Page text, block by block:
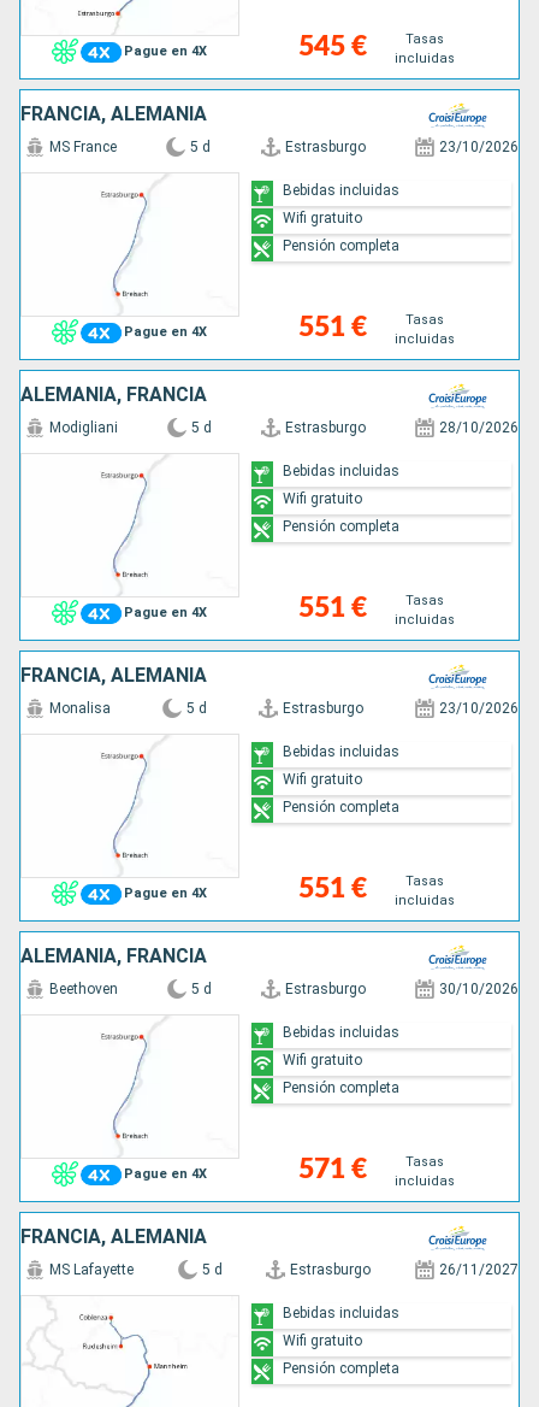
Pague en 4X 545 €
Tasas
incluidas
FRANCIA, ALEMANIA
Pague en 4X
MS France 5 d Estrasburgo 23/10/2026
551 €
Tasas
incluidas
Bebidas incluidas
Wifi gratuito
Pensión completa
ALEMANIA, FRANCIA
Pague en 4X
Modigliani 5 d Estrasburgo 28/10/2026
551 €
Tasas
incluidas
Bebidas incluidas
Wifi gratuito
Pensión completa
FRANCIA, ALEMANIA
Pague en 4X
Monalisa 5 d Estrasburgo 23/10/2026
551 €
Tasas
incluidas
Bebidas incluidas
Wifi gratuito
Pensión completa
ALEMANIA, FRANCIA
Pague en 4X
Beethoven 5 d Estrasburgo 30/10/2026
571 €
Tasas
incluidas
Bebidas incluidas
Wifi gratuito
Pensión completa
FRANCIA, ALEMANIA
MS Lafayette 5 d Estrasburgo 26/11/2027
Bebidas incluidas
Wifi gratuito
Pensión completa